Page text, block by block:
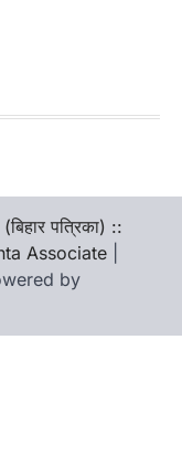
पत्रिका) ::
Associate
by